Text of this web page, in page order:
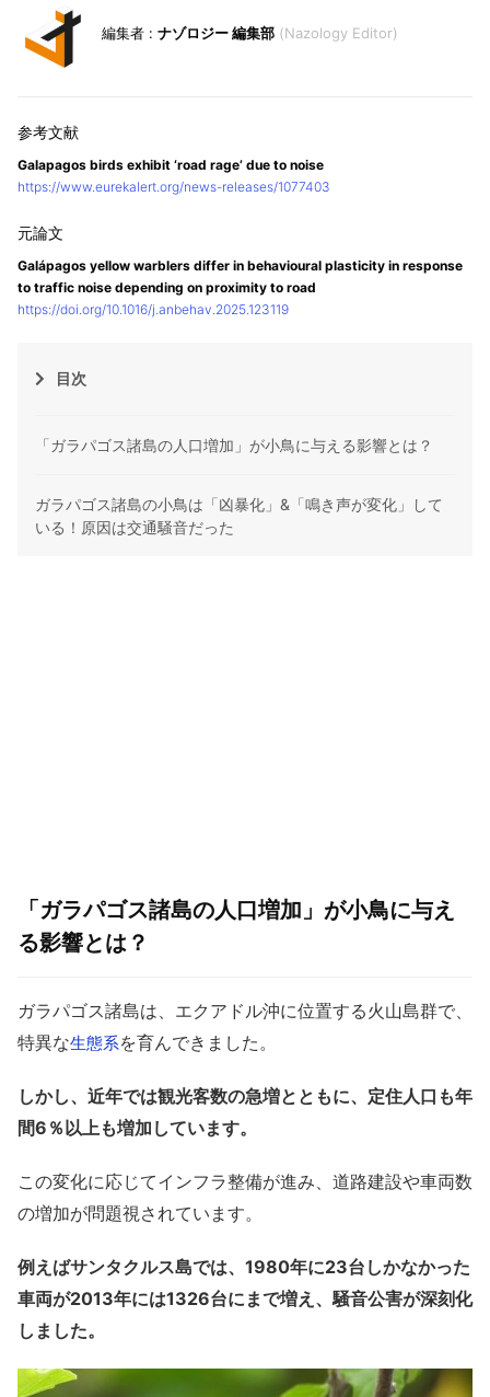
ナゾロジー 編集部 Nazology Editor
Galapagos birds exhibit ‘road rage’ due to noise
https://www.eurekalert.org/news-releases/1077403
Galápagos yellow warblers differ in behavioural plasticity in response
to traffic noise depending on proximity to road
https://doi.org/10.1016/j.anbehav.2025.123119
目次
「ガラパゴス諸島の人口増加」が小鳥に与える影響とは？
ガラパゴス諸島の小鳥は「凶暴化」&「鳴き声が変化」して
いる！原因は交通騒音だった
「ガラパゴス諸島の人口増加」が小鳥に与え
る影響とは？
ガラパゴス諸島は、エクアドル沖に位置する火山島群で、
特異な生態系を育んできました。
しかし、近年では観光客数の急増とともに、定住人口も年
間6％以上も増加しています。
この変化に応じてインフラ整備が進み、道路建設や車両数
の増加が問題視されています。
例えばサンタクルス島では、1980年に23台しかなかった
車両が2013年には1326台にまで増え、騒音公害が深刻化
しました。